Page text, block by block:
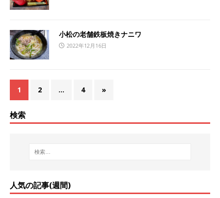
小松の老舗鉄板焼きナニワ
2022年12月16日
1 2 … 4 »
検索
人気の記事(週間)